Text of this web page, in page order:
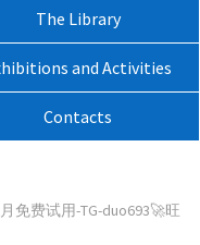
The Library
and Activities
Contacts
免费试用-TG-duo693🚀旺